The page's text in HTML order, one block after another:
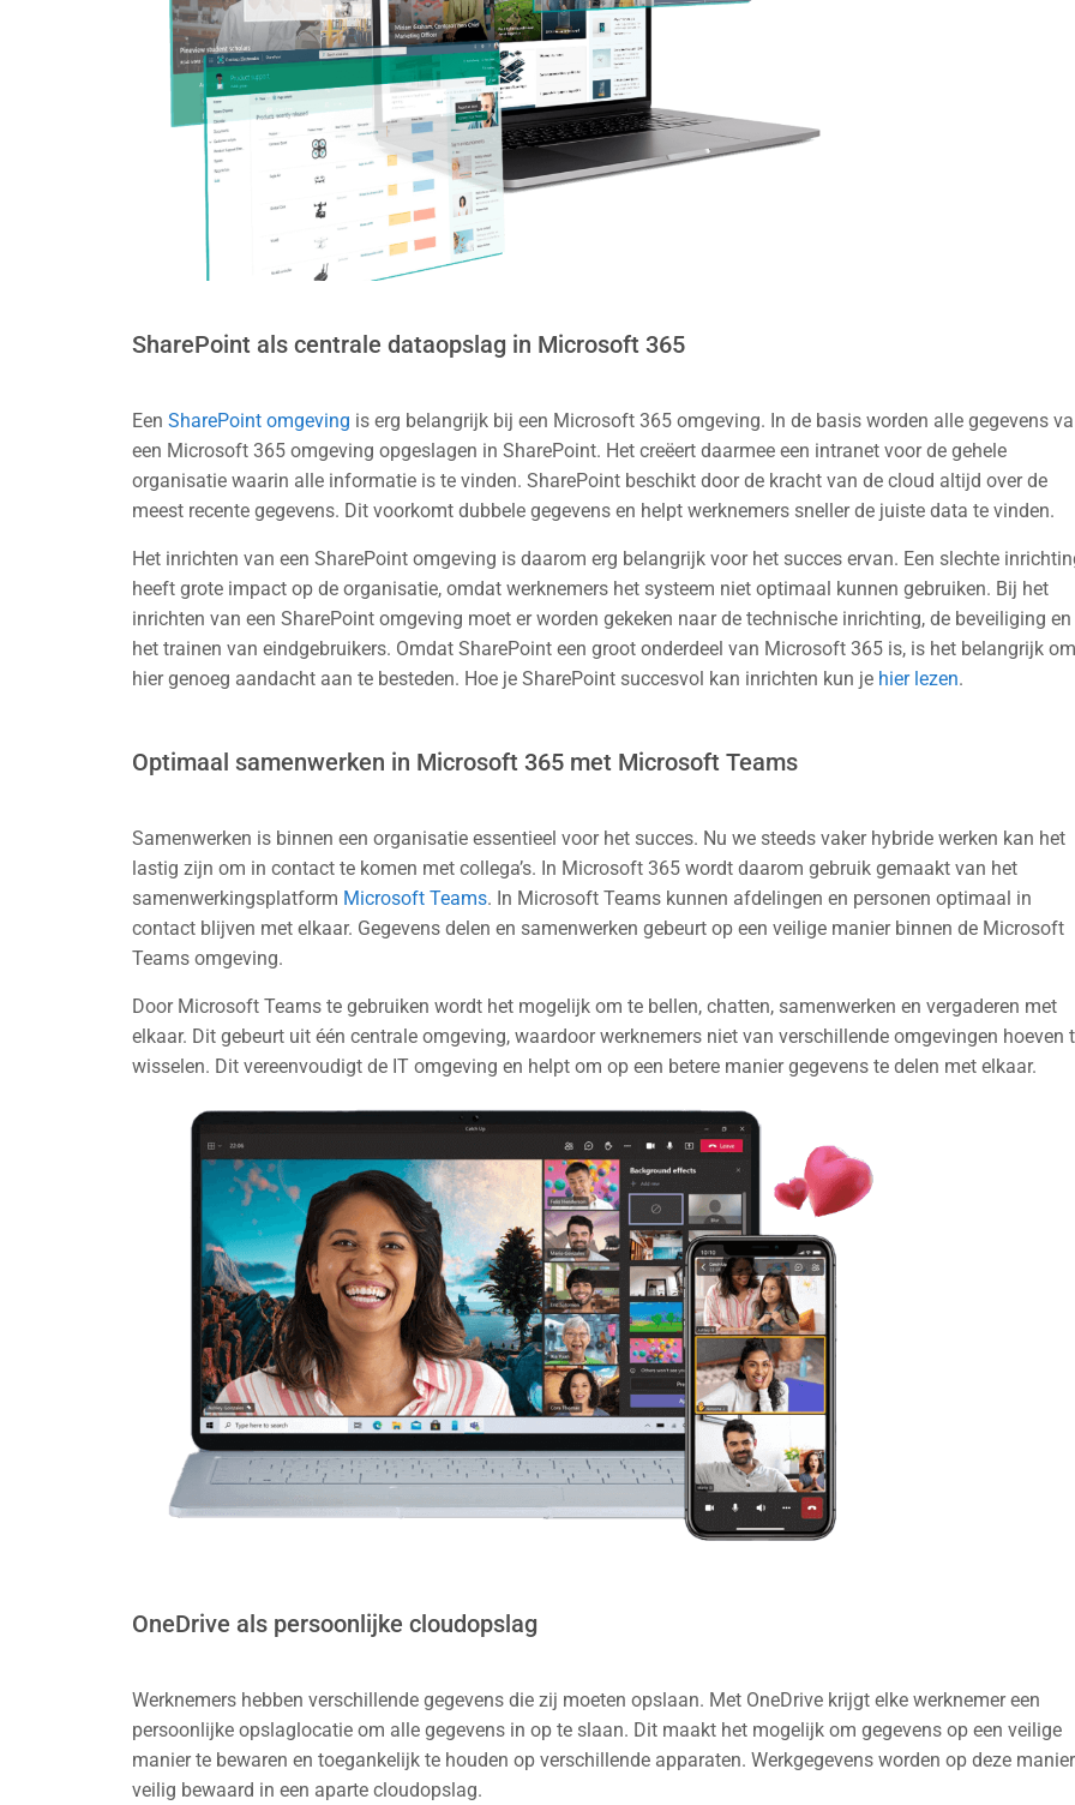
SharePoint als centrale dataopslag in Microsoft 365
Een SharePoint omgeving is erg belangrijk bij een Microsoft 365 omgeving. In de basis worden alle gegevens
een Microsoft 365 omgeving opgeslagen in SharePoint. Het creëert daarmee een intranet voor de gehele
organisatie waarin alle informatie is te vinden. SharePoint beschikt door de kracht van de cloud altijd over de
meest recente gegevens. Dit voorkomt dubbele gegevens en helpt werknemers sneller de juiste data te vinden.
Het inrichten van een SharePoint omgeving is daarom erg belangrijk voor het succes ervan. Een slechte
heeft grote impact op de organisatie, omdat werknemers het systeem niet optimaal kunnen gebruiken. Bij het
inrichten van een SharePoint omgeving moet er worden gekeken naar de technische inrichting, de beveiliging en
het trainen van eindgebruikers. Omdat SharePoint een groot onderdeel van Microsoft 365 is, is het belangrijk om
hier genoeg aandacht aan te besteden. Hoe je SharePoint succesvol kan inrichten kun je hier lezen.
Optimaal samenwerken in Microsoft 365 met Microsoft Teams
Samenwerken is binnen een organisatie essentieel voor het succes. Nu we steeds vaker hybride werken kan het
lastig zijn om in contact te komen met collega’s. In Microsoft 365 wordt daarom gebruik gemaakt van het
samenwerkingsplatform Microsoft Teams. In Microsoft Teams kunnen afdelingen en personen optimaal in
contact blijven met elkaar. Gegevens delen en samenwerken gebeurt op een veilige manier binnen de Microsoft
Teams omgeving.
Door Microsoft Teams te gebruiken wordt het mogelijk om te bellen, chatten, samenwerken en vergaderen met
elkaar. Dit gebeurt uit één centrale omgeving, waardoor werknemers niet van verschillende omgevingen hoeven
wisselen. Dit vereenvoudigt de IT omgeving en helpt om op een betere manier gegevens te delen met elkaar.
OneDrive als persoonlijke cloudopslag
Werknemers hebben verschillende gegevens die zij moeten opslaan. Met OneDrive krijgt elke werknemer een
persoonlijke opslaglocatie om alle gegevens in op te slaan. Dit maakt het mogelijk om gegevens op een veilige
manier te bewaren en toegankelijk te houden op verschillende apparaten. Werkgegevens worden op deze manier
veilig bewaard in een aparte cloudopslag.